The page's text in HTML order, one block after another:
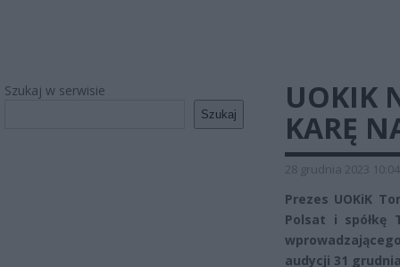
Szukaj w serwisie
Szukaj
UOKIK
KARĘ
28 grudnia 2023 10:04
Prezes UOKiK
Polsat i spółkę
audycji 31